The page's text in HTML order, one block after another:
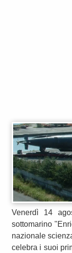
Venerdì 14
sottomarino
nazionale
celebra i suoi